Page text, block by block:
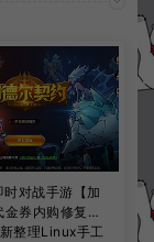
对战手游【加
金券内购修复
整理Linux手工